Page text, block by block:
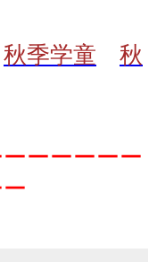
秋季学童
秋
ーーーーー